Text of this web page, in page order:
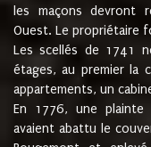
les maçons devront
Ouest. Le propriétaire
Les scellés de 1741
étages, au premier la
appartements, un
En 1776, une
avaient abattu le